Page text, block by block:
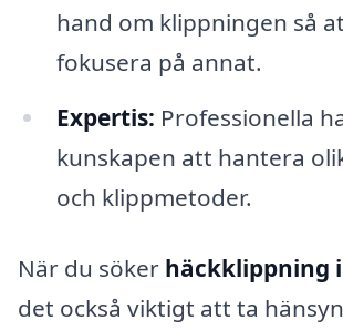
hand om klippningen så
fokusera på annat.
Expertis: Professionella
kunskapen att hantera
och klippmetoder.
När du söker häckklippning
det också viktigt att ta